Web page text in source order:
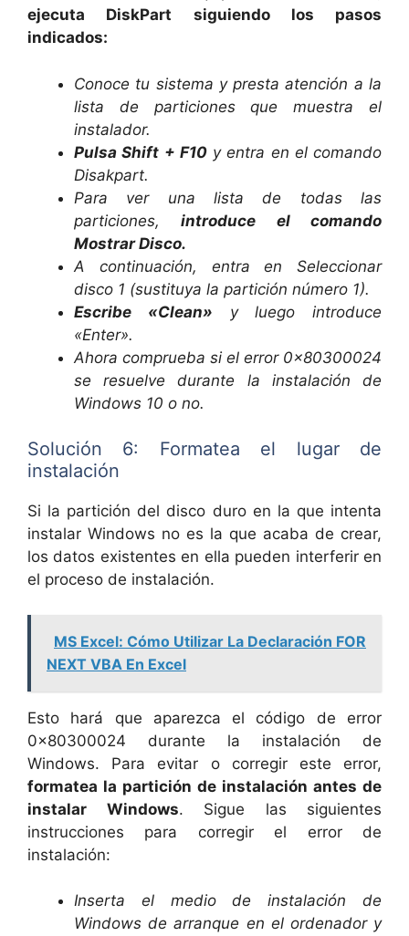
ejecuta DiskPart siguiendo los pasos
indicados:
Conoce tu sistema y presta atención a la
lista de particiones que muestra el
instalador.
Pulsa Shift + F10y entra en el comando
Disakpart.
Para ver una lista de todas las
particiones,introduce el comando
Mostrar Disco.
A continuación, entra en Seleccionar
disco 1 (sustituya la partición número 1).
Escribe «Clean» y luego introduce
«Enter».
Ahora comprueba si el error 0x80300024
se resuelve durante la instalación de
Windows 10 o no.
Solución 6: Formatea el lugar de
instalación
Si la partición del disco duro en la que intenta
instalar Windows no es la que acaba de crear,
los datos existentes en ella pueden interferir en
el proceso de instalación.
MS Excel: Cómo Utilizar La Declaración FOR
NEXT VBA En Excel
Esto hará que aparezca el código de error
0x80300024 durante la instalación de
Windows. Para evitar o corregir este error,
formatea la partición de instalación antes de
instalar Windows. Sigue las siguientes
instrucciones para corregir el error de
instalación:
Inserta el medio de instalación de
Windows de arranque en el ordenador y